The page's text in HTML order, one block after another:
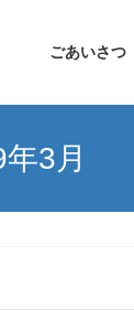
ごあいさつ
3月